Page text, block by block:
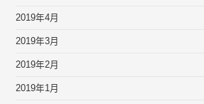
2019年4月
2019年3月
2019年2月
2019年1月